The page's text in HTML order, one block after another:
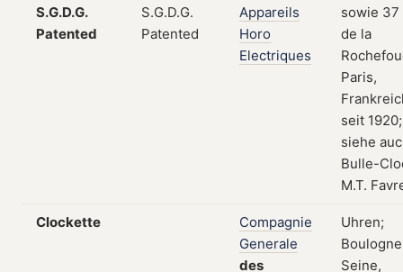
S.G.D.G.
Patented
Appareils
Horo
Electriques
sowie 37
de la
Paris,
seit 1920;
siehe
Bulle-
M.T.
Clockette
Compagnie
Generale
des
Uhren;
Seine,